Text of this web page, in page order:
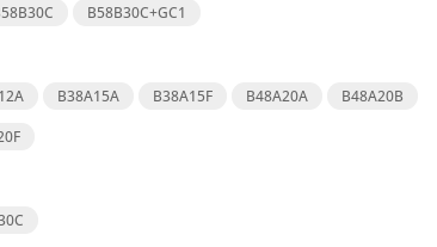
B58B30C+GC1
B38A15A B38A15F B48A20A
B48A20B